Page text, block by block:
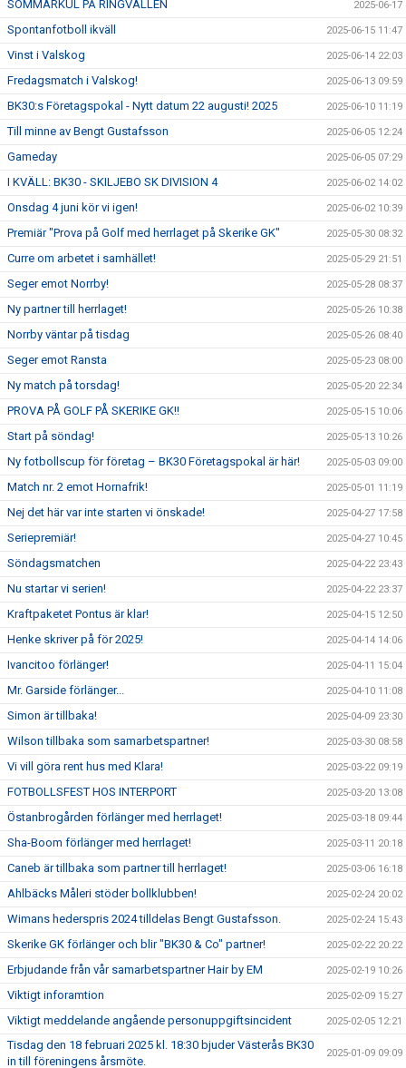
SOMMARKUL PÅ RINGVALLEN 2025-06-17
Spontanfotboll ikväll 2025-06-15 11:47
Vinst i Valskog 2025-06-14 22:03
Fredagsmatch i Valskog! 2025-06-13 09:59
BK30:s Företagspokal - Nytt datum 22 augusti! 2025 2025-06-10 11:19
Till minne av Bengt Gustafsson 2025-06-05 12:24
Gameday 2025-06-05 07:29
I KVÄLL: BK30 - SKILJEBO SK DIVISION 4 2025-06-02 14:02
Onsdag 4 juni kör vi igen! 2025-06-02 10:39
Premiär "Prova på Golf med herrlaget på Skerike GK" 2025-05-30 08:32
Curre om arbetet i samhället! 2025-05-29 21:51
Seger emot Norrby! 2025-05-28 08:37
Ny partner till herrlaget! 2025-05-26 10:38
Norrby väntar på tisdag 2025-05-26 08:40
Seger emot Ransta 2025-05-23 08:00
Ny match på torsdag! 2025-05-20 22:34
PROVA PÅ GOLF PÅ SKERIKE GK!! 2025-05-15 10:06
Start på söndag! 2025-05-13 10:26
Ny fotbollscup för företag – BK30 Företagspokal är här! 2025-05-03 09:00
Match nr. 2 emot Hornafrik! 2025-05-01 11:19
Nej det här var inte starten vi önskade! 2025-04-27 17:58
Seriepremiär! 2025-04-27 10:45
Söndagsmatchen 2025-04-22 23:43
Nu startar vi serien! 2025-04-22 23:37
Kraftpaketet Pontus är klar! 2025-04-15 12:50
Henke skriver på för 2025! 2025-04-14 14:06
Ivancitoo förlänger! 2025-04-11 15:04
Mr. Garside förlänger... 2025-04-10 11:08
Simon är tillbaka! 2025-04-09 23:30
Wilson tillbaka som samarbetspartner! 2025-03-30 08:58
Vi vill göra rent hus med Klara! 2025-03-22 09:19
FOTBOLLSFEST HOS INTERPORT 2025-03-20 13:08
Östanbrogården förlänger med herrlaget! 2025-03-18 09:44
Sha-Boom förlänger med herrlaget! 2025-03-11 20:18
Caneb är tillbaka som partner till herrlaget! 2025-03-06 16:18
Ahlbäcks Måleri stöder bollklubben! 2025-02-24 20:02
Wimans hederspris 2024 tilldelas Bengt Gustafsson. 2025-02-24 15:43
Skerike GK förlänger och blir "BK30 & Co" partner! 2025-02-22 20:22
Erbjudande från vår samarbetspartner Hair by EM 2025-02-19 10:26
Viktigt inforamtion 2025-02-09 15:27
Viktigt meddelande angående personuppgiftsincident 2025-02-05 12:21
Tisdag den 18 februari 2025 kl. 18:30 bjuder Västerås BK30
in till föreningens årsmöte.
2025-01-09 09:09